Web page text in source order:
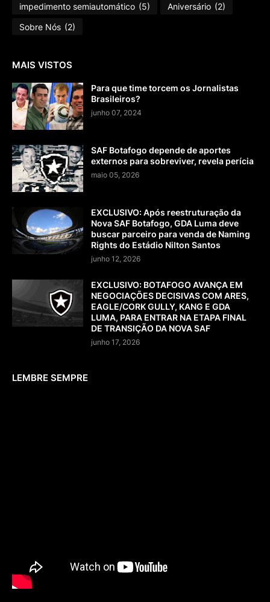
impedimento semiautomático (5) Aniversário (2)
Sobre Nós (2)
MAIS VISTOS
Para que time torcem os Jornalistas
Brasileiros?
junho 07, 2024
SAF Botafogo depende de aportes
externos para sobreviver, revela perícia
maio 05, 2026
EXCLUSIVO: Após reestruturação da
Nova SAF Botafogo, GDA Luma deve
buscar parceiro para venda de Naming
Rights do Estádio Nilton Santos
junho 12, 2026
EXCLUSIVO: BOTAFOGO AVANÇA EM
NEGOCIAÇÕES DECISIVAS COM ARES,
EAGLE/CORK GULLY, KANG E GDA
LUMA, PARA ENTRAR NA ETAPA FINAL
DE TRANSIÇÃO DA NOVA SAF
junho 17, 2026
LEMBRE SEMPRE